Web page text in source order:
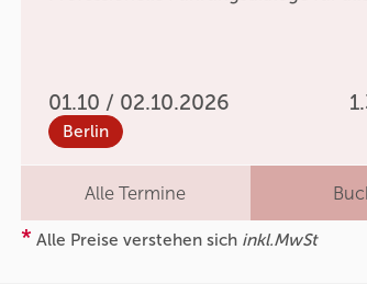
01.10 / 02.10.2026
Berlin
Alle Termine
* Alle Preise verstehen sich inkl.MwSt